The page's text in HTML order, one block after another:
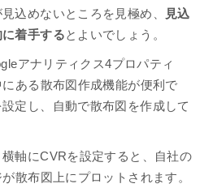
込めないところを見極め、
見込
着手するとよいでしょう。
アナリティクス4プロパティ
にある散布図作成機能が便利で
定し、自動で散布図を作成して
軸にCVRを設定すると、自社の
散布図上にプロットされます。